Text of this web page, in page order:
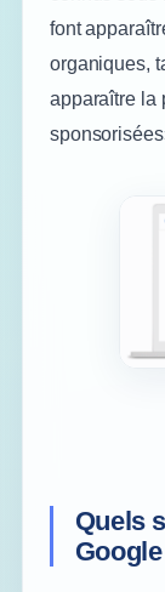
font
organiques,
apparaître la
Quels